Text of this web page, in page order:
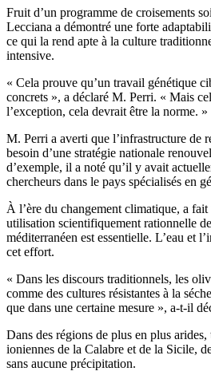
Fruit d’un programme de croisements
Lecciana a démontré une forte
ce qui la rend apte à la culture
intensive.
« Cela prouve qu’un travail génétique
concrets », a déclaré M. Perri. « Mais
l’exception, cela devrait être la norme. »
M. Perri a averti que l’infrastructure de
besoin d’une stratégie nationale
d’exemple, il a noté qu’il y avait
chercheurs dans le pays spécialisés en
À l’ère du changement climatique, a
utilisation scientifiquement rationnelle
méditerranéen est essentielle. L’eau et
cet effort.
« Dans les discours traditionnels, les
comme des cultures résistantes à la
que dans une certaine mesure », a-t-il
Dans des régions de plus en plus arides,
ioniennes de la Calabre et de la Sicile,
sans aucune précipitation.